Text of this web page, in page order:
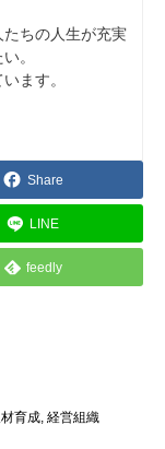
ちの人生が充実
。
ます。
Share
LINE
feedly
材育成, 経営組織